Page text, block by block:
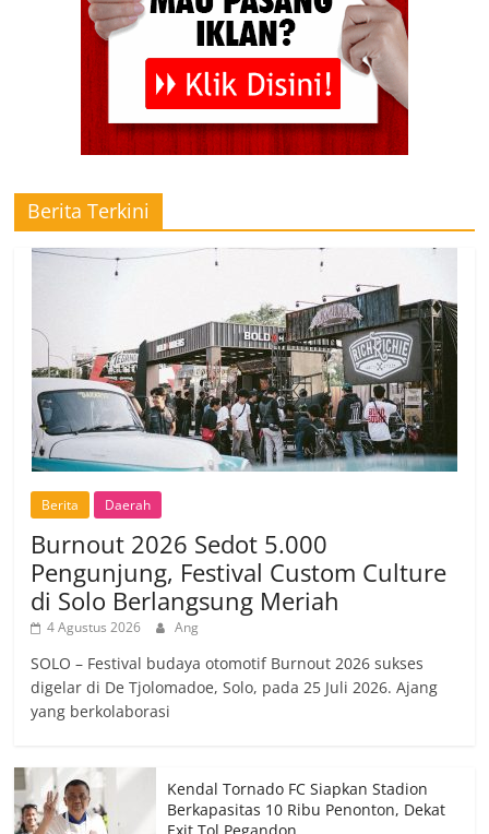
Berita Terkini
Berita Daerah
Burnout 2026 Sedot 5.000
Pengunjung, Festival Custom Culture
di Solo Berlangsung Meriah
4 Agustus 2026 Ang
SOLO – Festival budaya otomotif Burnout 2026 sukses
digelar di De Tjolomadoe, Solo, pada 25 Juli 2026. Ajang
yang berkolaborasi
Kendal Tornado FC Siapkan Stadion
Berkapasitas 10 Ribu Penonton, Dekat